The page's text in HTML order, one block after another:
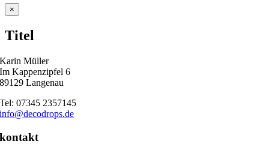
Close
product
view
×
Titel
Karin Müller
Im Kappenzipfel 6
89129 Langenau
Tel: 07345 2357145
info@decodrops.de
kontakt